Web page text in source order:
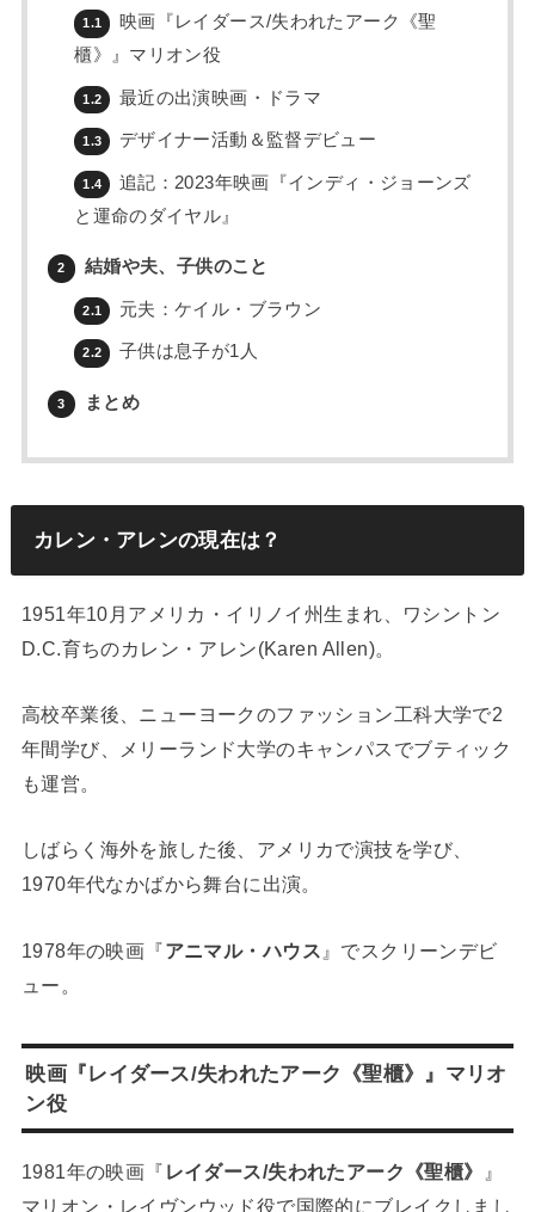
1.1
映画『レイダース/失われたアーク《聖
櫃》』マリオン役
1.2 最近の出演映画・ドラマ
1.3 デザイナー活動＆監督デビュー
1.4
追記：2023年映画『インディ・ジョーンズ
と運命のダイヤル』
2 結婚や夫、子供のこと
2.1 元夫：ケイル・ブラウン
2.2 子供は息子が1人
3 まとめ
カレン・アレンの現在は？
1951年10月アメリカ・イリノイ州生まれ、ワシントン
D.C.育ちのカレン・アレン(Karen Allen)。
高校卒業後、ニューヨークのファッション工科大学で2
年間学び、メリーランド大学のキャンパスでブティック
も運営。
しばらく海外を旅した後、アメリカで演技を学び、
1970年代なかばから舞台に出演。
1978年の映画『アニマル・ハウス 』でスクリーンデビ
ュー。
映画『レイダース/失われたアーク《聖櫃》』マリオ
ン役
1981年の映画『 レイダース/失われたアーク《聖櫃》
』
マリオン・レイヴンウッド役で国際的にブレイクしまし